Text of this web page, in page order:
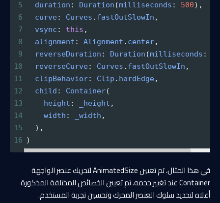
5
duration : Duration (milliseconds : 500),
6
curve: Curves . fastOutSlowIn ,
7
vsync : this ,
8
alignment : Alignment . center,
9
reverseDuration : Duration (milliseconds :
10
reverseCurve: Curves . fastOutSlowIn ,
11
clipBehavior: Clip . hardEdge,
12
child : Container(
13
height : _height ,
14
width : _width ,
15
  ),
16 )
في هذا المثال، تم تعيين AnimatedSize لتحريك عنصر الواجهة
Container عند تغيير حجمه. تم تعيين الخصائص المختلفة المذكورة
أعلاه لتحديد سلوك العنصر المحرك وتحسين تجربة المستخدم.